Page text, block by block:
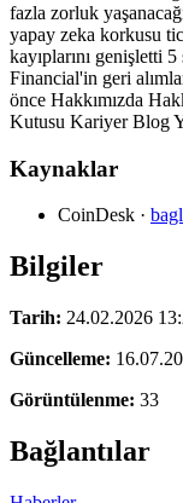
fazla zorluk
yapay zeka korkusu
kayıplarını genişletti
Financial'in geri
önce Hakkımızda
Kutusu Kariyer Blog
Kaynaklar
CoinDesk ·
Bilgiler
Tarih: 24.02.2026
Güncelleme:
Görüntülenme: 33
Bağlantılar